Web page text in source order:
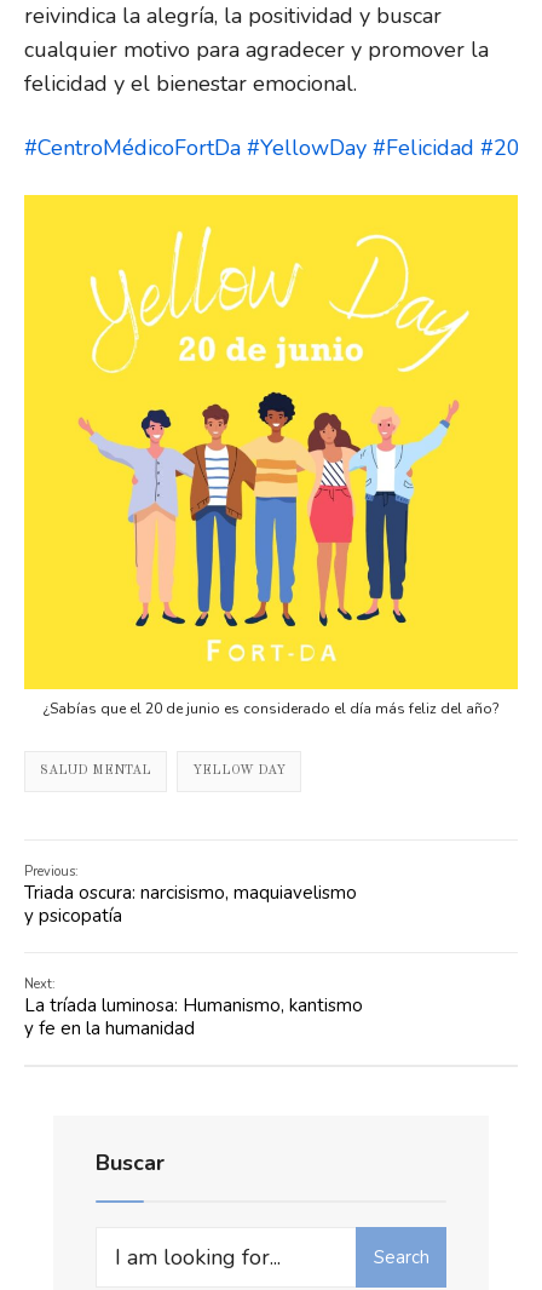
reivindica la alegría, la positividad y buscar
cualquier motivo para agradecer y promover la
felicidad y el bienestar emocional.
#CentroMédicoFortDa #YellowDay #Felicidad
¿Sabías que el 20 de junio es considerado el día más feliz del año?
SALUD MENTAL YELLOW DAY
Previous:
Triada oscura: narcisismo, maquiavelismo
y psicopatía
Next:
La tríada luminosa: Humanismo, kantismo
y fe en la humanidad
Buscar
Search